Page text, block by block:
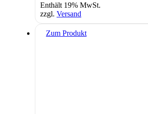
war:
19,65€
ist:
Enthält 19% MwSt.
zzgl. Versand
Zum Produkt